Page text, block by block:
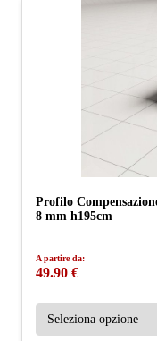
Profilo
8 mm h195cm
A partire da:
49.90 €